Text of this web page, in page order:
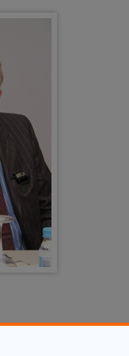
at Home Inquiryset
an ageing